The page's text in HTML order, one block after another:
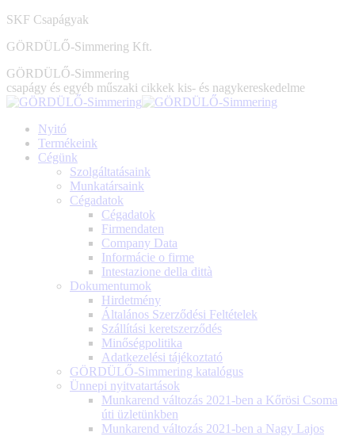
Skip
content
SKF Csapágyak
GÖRDÜLŐ-Simmering Kft.
GÖRDÜLŐ-Simmering
csapágy és egyéb műszaki cikkek kis- és nagykereskedelme
Nyitó
Termékeink
Cégünk
Szolgáltatásaink
Munkatársaink
Cégadatok
Cégadatok
Firmendaten
Company Data
Informácie o firme
Intestazione della dittà
Dokumentumok
Hirdetmény
Általános Szerződési Feltételek
Szállítási keretszerződés
Minőségpolitika
Adatkezelési tájékoztató
GÖRDÜLŐ-Simmering katalógus
Ünnepi nyitvatartások
Munkarend változás 2021-ben a Kőrösi Csoma
úti üzletünkben
Munkarend változás 2021-ben a Nagy Lajos